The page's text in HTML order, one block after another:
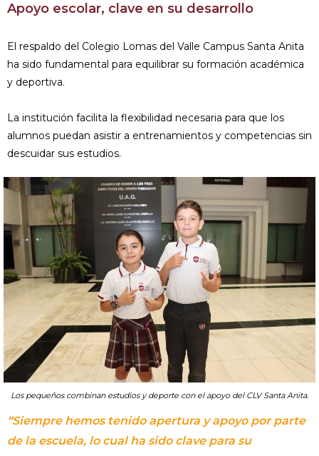
Apoyo escolar, clave en su desarrollo
El respaldo del Colegio Lomas del Valle Campus Santa Anita
ha sido fundamental para equilibrar su formación académica
y deportiva.
La institución facilita la flexibilidad necesaria para que los
alumnos puedan asistir a entrenamientos y competencias sin
descuidar sus estudios.
Los pequeños combinan estudios y deporte con el apoyo del CLV Santa Anita.
“Siempre hemos tenido apertura y apoyo por parte
de la escuela, lo cual ha sido clave para su